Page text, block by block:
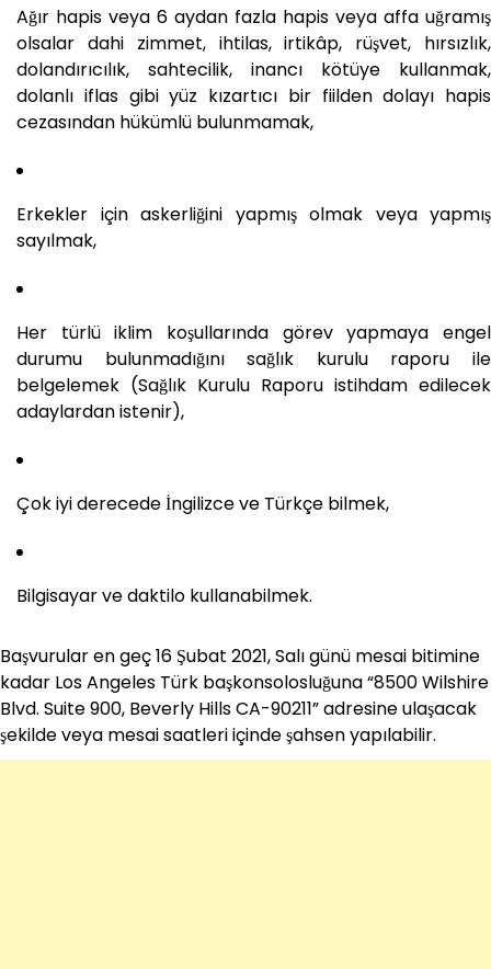
Ağır hapis veya 6 aydan fazla hapis veya affa uğramış
olsalar dahi zimmet, ihtilas, irtikâp, rüşvet, hırsızlık,
dolandırıcılık, sahtecilik, inancı kötüye kullanmak,
dolanlı iflas gibi yüz kızartıcı bir fiilden dolayı hapis
cezasından hükümlü bulunmamak,
Erkekler için askerliğini yapmış olmak veya yapmış
sayılmak,
Her türlü iklim koşullarında görev yapmaya engel
durumu bulunmadığını sağlık kurulu raporu ile
belgelemek (Sağlık Kurulu Raporu istihdam edilecek
adaylardan istenir),
Çok iyi derecede İngilizce ve Türkçe bilmek,
Bilgisayar ve daktilo kullanabilmek.
Başvurular en geç 16 Şubat 2021, Salı günü mesai bitimine
kadar Los Angeles Türk başkonsolosluğuna “8500 Wilshire
Blvd. Suite 900, Beverly Hills CA-90211” adresine ulaşacak
şekilde veya mesai saatleri içinde şahsen yapılabilir.